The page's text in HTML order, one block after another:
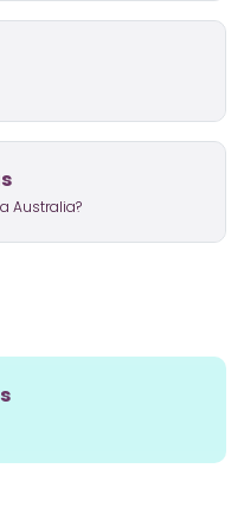
Australia?